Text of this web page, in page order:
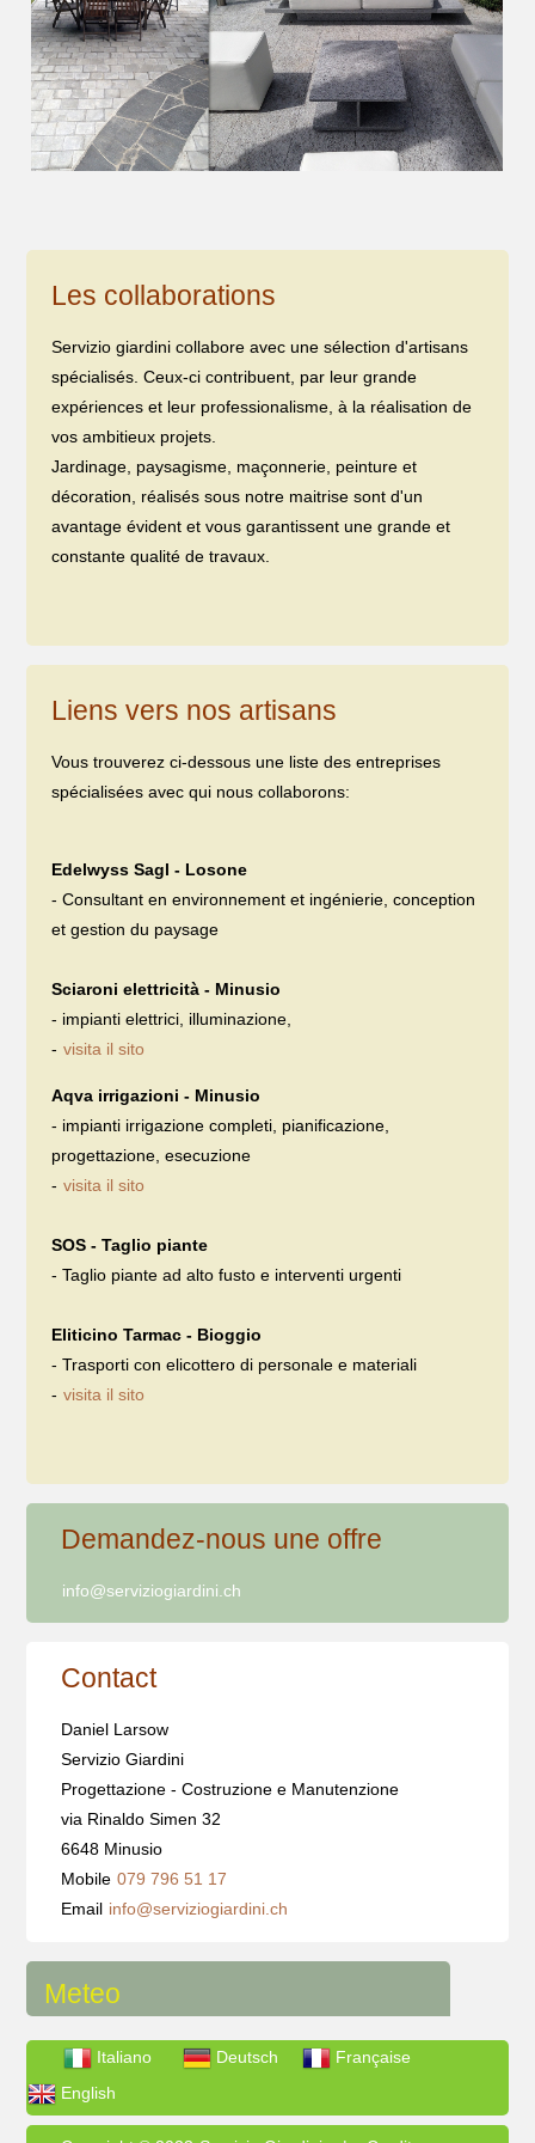
Les collaborations
Servizio giardini collabore avec une sélection d'artisans
spécialisés. Ceux-ci contribuent, par leur grande
expériences et leur professionalisme, à la réalisation de
vos ambitieux projets.
Jardinage, paysagisme, maçonnerie, peinture et
décoration, réalisés sous notre maitrise sont d'un
avantage évident et vous garantissent une grande et
constante qualité de travaux.
Liens vers nos artisans
Vous trouverez ci-dessous une liste des entreprises
spécialisées avec qui nous collaborons:
Edelwyss Sagl - Losone
- Consultant en environnement et ingénierie, conception
et gestion du paysage
Sciaroni elettricità - Minusio
- impianti elettrici, illuminazione,
- visita il sito
Aqva irrigazioni - Minusio
- impianti irrigazione completi, pianificazione,
progettazione, esecuzione
- visita il sito
SOS - Taglio piante
- Taglio piante ad alto fusto e interventi urgenti
Eliticino Tarmac - Bioggio
- Trasporti con elicottero di personale e materiali
- visita il sito
Demandez-nous une offre
info@serviziogiardini.ch
Contact
Daniel Larsow
Servizio Giardini
Progettazione - Costruzione e Manutenzione
via Rinaldo Simen 32
6648 Minusio
Mobile 079 796 51 17
Email info@serviziogiardini.ch
Meteo
Italiano Deutsch
Française
English